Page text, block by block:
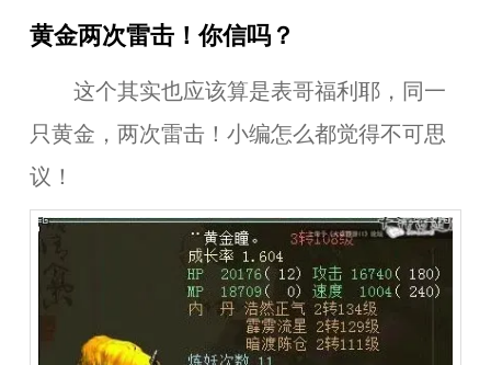
黄金两次雷击！你信吗？
这个其实也应该算是表哥福利耶，同一
只黄金，两次雷击！小编怎么都觉得不可思
议！